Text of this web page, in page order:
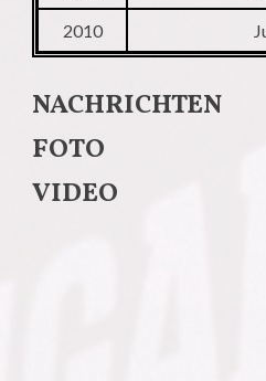
2010
NACHRICHTEN
FOTO
VIDEO